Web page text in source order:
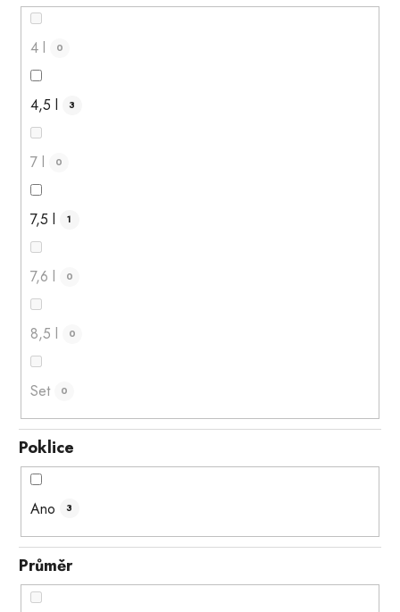
4 l 0
4,5 l 3
7 l 0
7,5 l 1
7,6 l 0
8,5 l 0
Set 0
Poklice
Ano 3
Průměr